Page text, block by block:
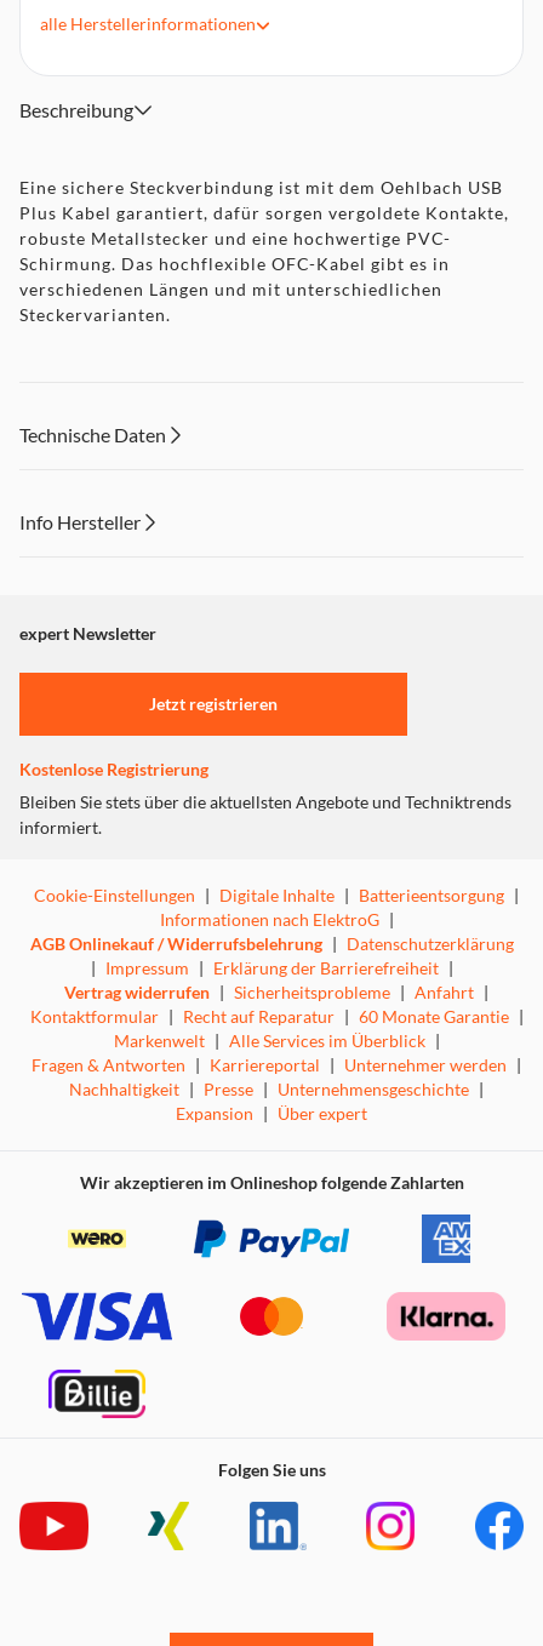
alle Herstellerinformationen
Beschreibung
Eine sichere Steckverbindung ist mit dem Oehlbach USB
Plus Kabel garantiert, dafür sorgen vergoldete Kontakte,
robuste Metallstecker und eine hochwertige PVC-
Schirmung. Das hochflexible OFC-Kabel gibt es in
verschiedenen Längen und mit unterschiedlichen
Steckervarianten.
Technische Daten
Info Hersteller
"Marketing".
Einstellungen anpassen
expert Newsletter
Jetzt registrieren
Kostenlose Registrierung
Bleiben Sie stets über die aktuellsten Angebote und Techniktrends
informiert.
Cookie-Einstellungen | Digitale Inhalte | Batterieentsorgung |
Informationen nach ElektroG |
AGB Onlinekauf / Widerrufsbelehrung | Datenschutzerklärung
| Impressum | Erklärung der Barrierefreiheit |
Vertrag widerrufen | Sicherheitsprobleme | Anfahrt |
Kontaktformular | Recht auf Reparatur | 60 Monate Garantie |
Markenwelt | Alle Services im Überblick |
Fragen & Antworten | Karriereportal | Unternehmer werden |
Nachhaltigkeit | Presse | Unternehmensgeschichte |
Expansion | Über expert
Wir akzeptieren im Onlineshop folgende Zahlarten
Folgen Sie uns